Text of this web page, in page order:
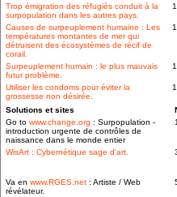
Trop émigration des réfugiés conduit à la
surpopulation dans les autres pays.
Causes de surpeuplement humaine : Les
températures montantes de mer qui
détruisent des écosystèmes de récif de
corail.
Surpeuplement humain : le plus mauvais
futur problème.
Utiliser les condoms pour éviter la
grossesse non désirée.
Solutions et sites
Go to www.change.org : Surpopulation -
introduction urgente de contrôles de
naissance dans le monde entier
WisArt : Cybernétique sage d'art.
Va en www.RGES.net : Artiste / Web
révélateur.